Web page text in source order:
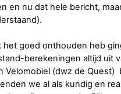
en nu dat hele bericht,
goed onthouden heb
berekeningen altijd uit
Velomobiel (dwz de
we al als kundig en